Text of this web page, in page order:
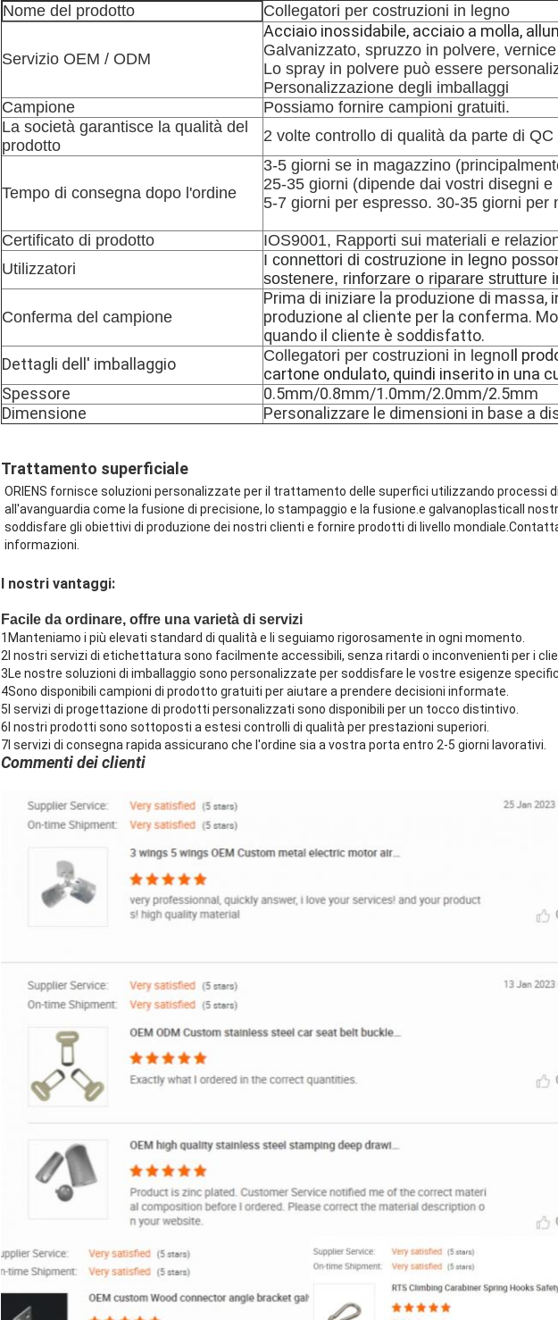
Nome del prodotto Collegatori per costruzioni in legno
Servizio OEM / ODM
Acciaio inossidabile, acciaio a molla,
Galvanizzato, spruzzo in polvere,
Lo spray in polvere può essere
Personalizzazione degli imballaggi
Campione
Possiamo fornire campioni gratuiti.
La società garantisce la qualità del
prodotto
2 volte controllo di qualità da parte di
Tempo di consegna dopo l'ordine
3-5 giorni se in magazzino
25-35 giorni (dipende dai vostri disegni
5-7 giorni per espresso. 30-35 giorni per
Certificato di prodotto
IOS9001, Rapporti sui materiali e
Utilizzatori
I connettori di costruzione in legno
sostenere, rinforzare o riparare strutture
Conferma del campione
Prima di iniziare la produzione di massa,
produzione al cliente per la conferma.
quando il cliente è soddisfatto.
Dettagli dell' imballaggio
Collegatori per costruzioni in legnoIl
cartone ondulato, quindi inserito in una
Spessore
0.5mm/0.8mm/1.0mm/2.0mm/2.5mm
Dimensione
Personalizzare le dimensioni in base a
Trattamento superficiale
ORIENS fornisce soluzioni personalizzate per il trattamento delle superfici utilizzando processi
all'avanguardia come la fusione di precisione, lo stampaggio e la fusione.e galvanoplasticaIl
soddisfare gli obiettivi di produzione dei nostri clienti e fornire prodotti di livello
informazioni.
I nostri vantaggi:
Facile da ordinare, offre una varietà di servizi
1Manteniamo i più elevati standard di qualità e li seguiamo rigorosamente in ogni momento.
2I nostri servizi di etichettatura sono facilmente accessibili, senza ritardi o inconvenienti per i
3Le nostre soluzioni di imballaggio sono personalizzate per soddisfare le vostre esigenze
4Sono disponibili campioni di prodotto gratuiti per aiutare a prendere decisioni informate.
5I servizi di progettazione di prodotti personalizzati sono disponibili per un tocco distintivo.
6I nostri prodotti sono sottoposti a estesi controlli di qualità per prestazioni superiori.
7I servizi di consegna rapida assicurano che l'ordine sia a vostra porta entro 2-5 giorni lavorativi.
Commenti dei clienti